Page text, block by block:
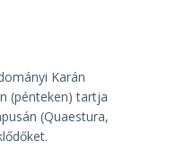
Karán
(pénteken) tartja
(Quaestura,